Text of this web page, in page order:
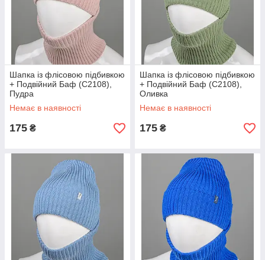
Шапка із флісовою підбивкою
+ Подвійний Баф (С2108),
Пудра
Немає в наявності
175 ₴
Шапка із флісовою підбивкою
+ Подвійний Баф (С2108),
Оливка
Немає в наявності
175 ₴